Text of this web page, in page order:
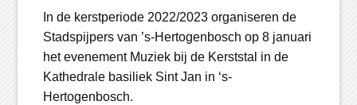
In de kerstperiode 2022/2023 organiseren de
Stadspijpers van ’s-Hertogenbosch op 8 januari
het evenement Muziek bij de Kerststal in de
Kathedrale basiliek Sint Jan in ‘s-
Hertogenbosch.